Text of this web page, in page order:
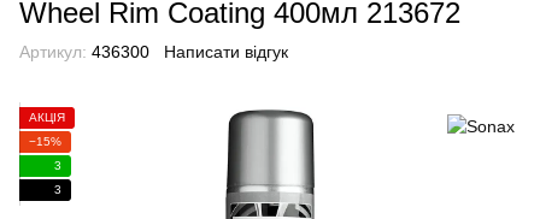
Wheel Rim Coating 400мл 213672
Артикул: 436300 Написати відгук
АКЦІЯ
−15%
3
3